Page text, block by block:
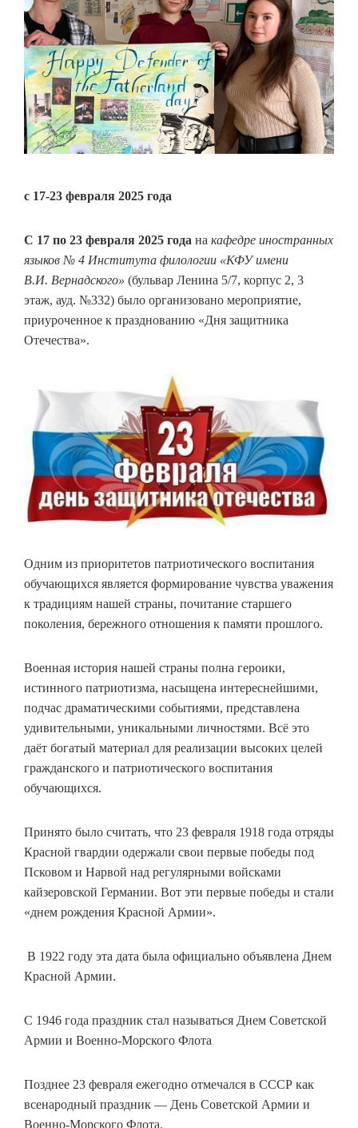
с 17-23 февраля 2025 года
С 17 по 23 февраля 2025 года на кафедре иностранных
языков № 4 Института филологии «КФУ имени
В.И. Вернадского» (бульвар Ленина 5/7, корпус 2, 3
этаж, ауд. №332) было организовано мероприятие,
приуроченное к празднованию «Дня защитника
Отечества».
Одним из приоритетов патриотического воспитания
обучающихся является формирование чувства уважения
к традициям нашей страны, почитание старшего
поколения, бережного отношения к памяти прошлого.
Военная история нашей страны полна героики,
истинного патриотизма, насыщена интереснейшими,
подчас драматическими событиями, представлена
удивительными, уникальными личностями. Всё это
даёт богатый материал для реализации высоких целей
гражданского и патриотического воспитания
обучающихся.
Принято было считать, что 23 февраля 1918 года отряды
Красной гвардии одержали свои первые победы под
Псковом и Нарвой над регулярными войсками
кайзеровской Германии. Вот эти первые победы и стали
«днем рождения Красной Армии».
В 1922 году эта дата была официально объявлена Днем
Красной Армии.
С 1946 года праздник стал называться Днем Советской
Армии и Военно-Морского Флота
Позднее 23 февраля ежегодно отмечался в СССР как
всенародный праздник — День Советской Армии и
Военно-Морского Флота.